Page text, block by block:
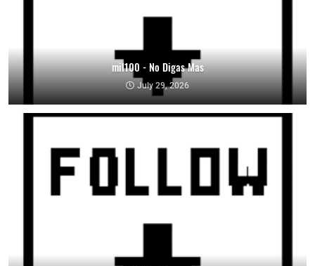
mil100 - No Digas Mas
July 29, 2026